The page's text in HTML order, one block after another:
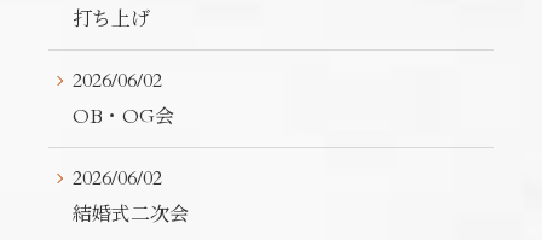
打ち上げ
2026/06/02
OB・OG会
2026/06/02
結婚式二次会